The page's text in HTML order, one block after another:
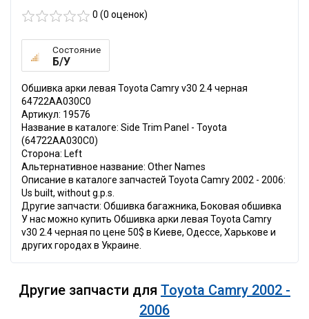
0 (0 оценок)
Состояние
Б/У
Обшивка арки левая Toyota Camry v30 2.4 черная
64722AA030C0
Артикул: 19576
Название в каталоге: Side Trim Panel - Toyota
(64722AA030C0)
Сторона: Left
Альтернативное название: Other Names
Описание в каталоге запчастей Toyota Camry 2002 - 2006:
Us built, without g.p.s.
Другие запчасти: Обшивка багажника, Боковая обшивка
У нас можно купить Обшивка арки левая Toyota Camry
v30 2.4 черная по цене 50$ в Киеве, Одессе, Харькове и
других городах в Украине.
Другие запчасти для Toyota Camry 2002 -
2006